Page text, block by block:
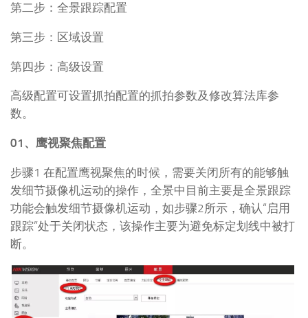
第二步：全景跟踪配置
第三步：区域设置
第四步：高级设置
高级配置可设置抓拍配置的抓拍参数及修改算法库参
数。
01、鹰视聚焦配置
步骤1 在配置鹰视聚焦的时候，需要关闭所有的能够触
发细节摄像机运动的操作，全景中目前主要是全景跟踪
功能会触发细节摄像机运动，如步骤2所示，确认“启用
跟踪”处于关闭状态，该操作主要为避免标定划线中被打
断。